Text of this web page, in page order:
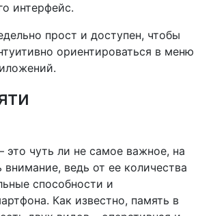
интерфейс.
прост и доступен, чтобы
ориентироваться в меню
это чуть ли не самое важное, на
ведь от ее количества
способности и
Как известно, память в